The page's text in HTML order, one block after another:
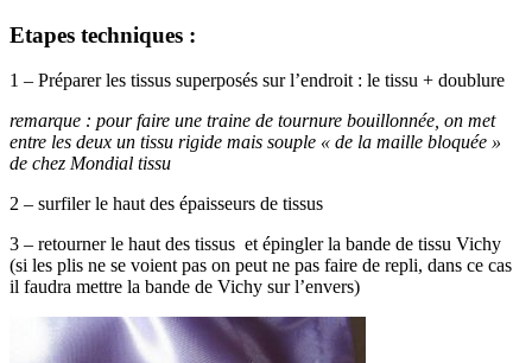
Etapes techniques :
1 – Préparer les tissus superposés sur l’endroit : le tissu + doublure
remarque : pour faire une traine de tournure bouillonnée, on met
entre les deux un tissu rigide mais souple « de la maille bloquée »
de chez Mondial tissu
2 – surfiler le haut des épaisseurs de tissus
3 – retourner le haut des tissus et épingler la bande de tissu Vichy
(si les plis ne se voient pas on peut ne pas faire de repli, dans ce cas
il faudra mettre la bande de Vichy sur l’envers)